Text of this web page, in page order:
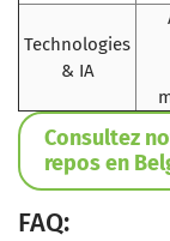
Technologies
& IA
Consultez
repos en
FAQ: